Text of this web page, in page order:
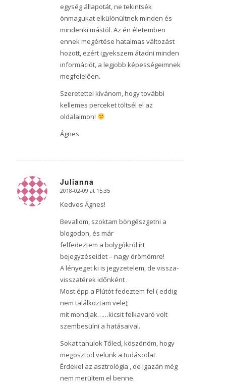
egység állapotát, ne tekintsék
önmagukat elkülönültnek minden és
mindenki mástól. Az én életemben
ennek megértése hatalmas változást
hozott, ezért igyekszem átadni minden
információt, a legjobb képességeimnek
megfelelően.
Szeretettel kívánom, hogy további
kellemes perceket töltsél el az
oldalaimon!
Ágnes
Julianna
says:
2018-02-09 at 15:35
Kedves Ágnes!
Bevallom, szoktam böngészgetni a
blogodon, és már
felfedeztem a bolygókról írt
bejegyzéseidet – nagy örömömre!
A lényeget ki is jegyzetelem, de vissza-
visszatérek időnként .
Most épp a Plútót fedeztem fel ( eddig
nem találkoztam vele);
mit mondjak……kicsit felkavaró volt
szembesülni a hatásaival.
Sokat tanulok Tőled, köszönöm, hogy
megosztod velünk a tudásodat.
Érdekel az asztrológia , de igazán még
nem merültem el benne.